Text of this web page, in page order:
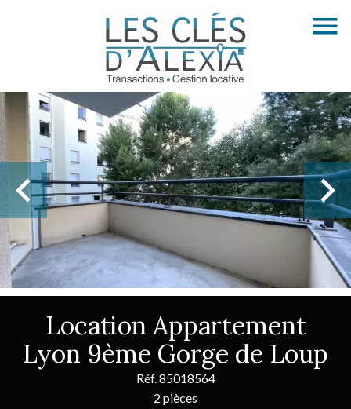
Location Appartement
Lyon 9ème Gorge de Loup
Réf. 85018564
2 pièces